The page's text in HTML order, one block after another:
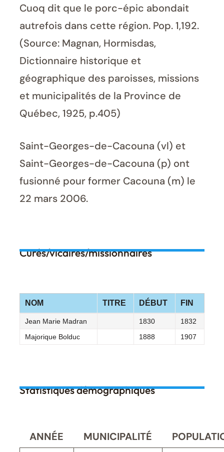
Cuoq dit que le porc-épic abondait
autrefois dans cette région. Pop. 1,192.
(Source: Magnan, Hormisdas,
Dictionnaire historique et
géographique des paroisses, missions
et municipalités de la Province de
Québec, 1925, p.405)
Saint-Georges-de-Cacouna (vl) et
Saint-Georges-de-Cacouna (p) ont
fusionné pour former Cacouna (m) le
22 mars 2006.
Curés/vicaires/missionnaires
NOM TITRE DÉBUT FIN
Jean Marie Madran 1830
1832
Majorique Bolduc
1888 1907
Statistiques démographiques
ANNÉE MUNICIPALITÉ